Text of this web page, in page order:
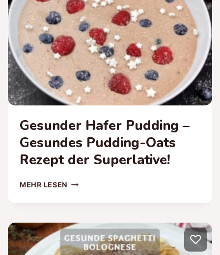
Gesunder Hafer Pudding –
Gesundes Pudding-Oats
Rezept der Superlative!
MEHR LESEN GESUNDER
GESUNDES
PUDDING-
OATS
♡